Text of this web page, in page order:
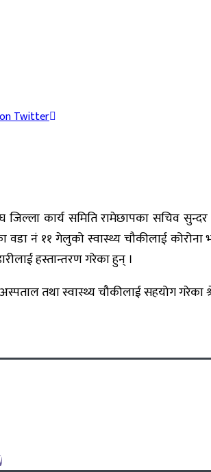
Twitter
जिल्ला कार्य समिति रामेछापका सचिव
नं ११ गेलुको स्वास्थ्य चौकीलाई कोरोना
हस्तान्तरण गरेका हुन् ।
तथा स्वास्थ्य चौकीलाई सहयोग गरेका